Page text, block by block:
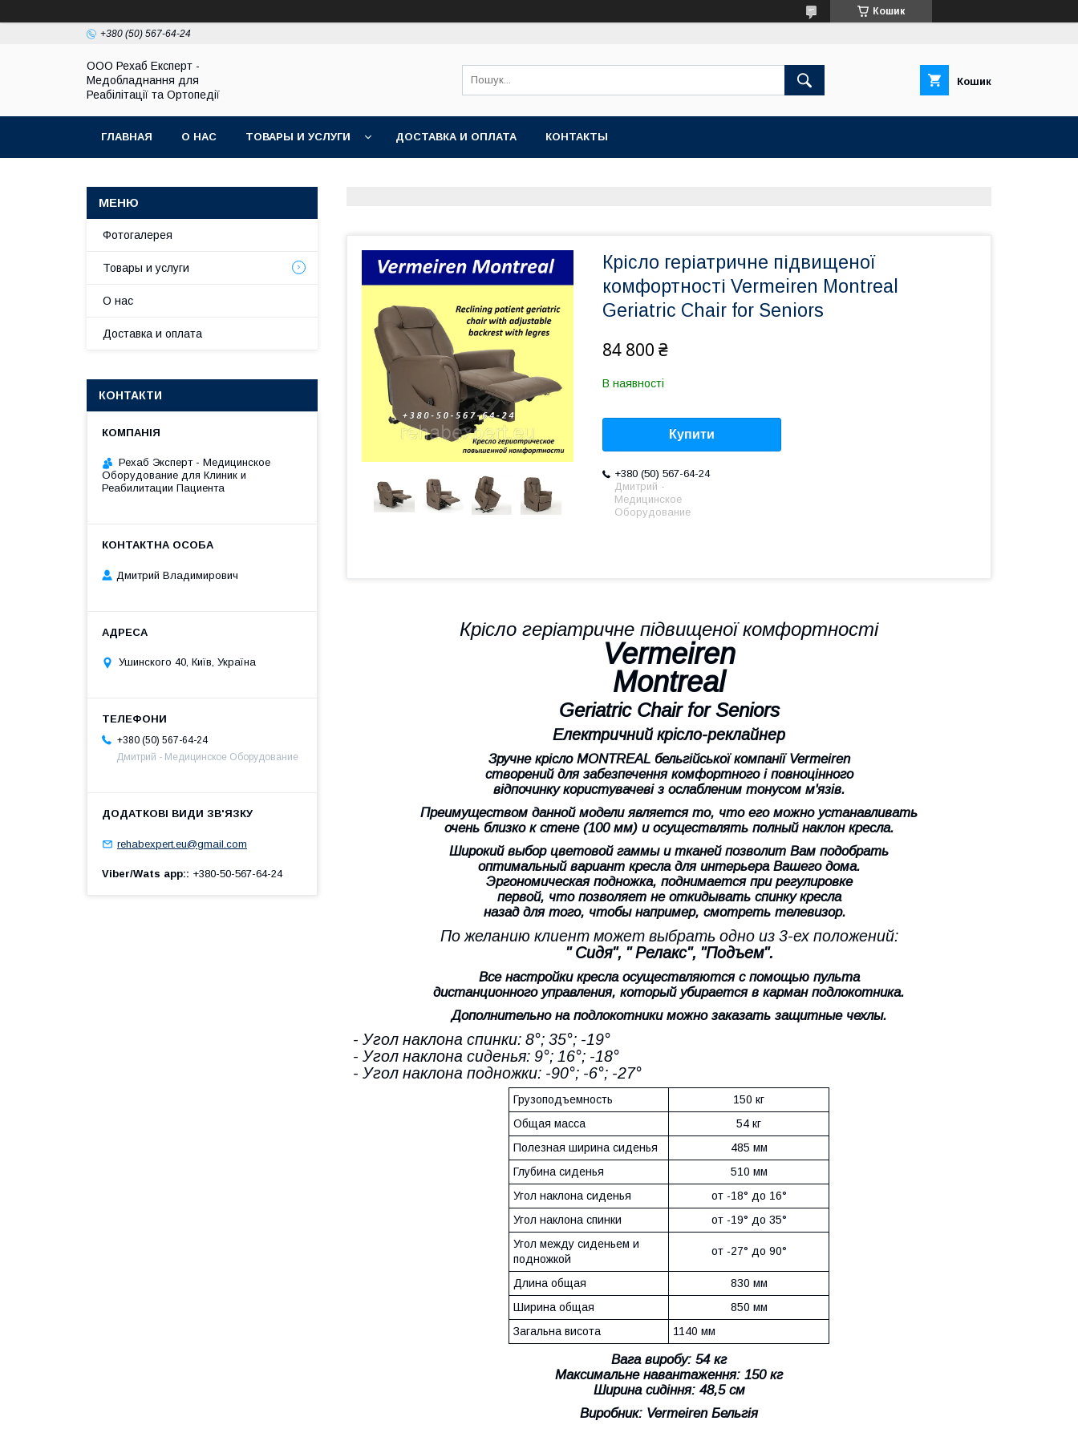
Кошик
+380 (50) 567-64-24
OOO Рехаб Експерт -
Медобладнання для
Реабілітації та Ортопедії
Кошик
ГЛАВНАЯ О НАС ТОВАРЫ И УСЛУГИ ДОСТАВКА И ОПЛАТА КОНТАКТЫ
Крісло геріатричне підвищеної
комфортності Vermeiren Montreal
Geriatric Chair for Seniors
84 800 ₴
В наявності
Купити
+380 (50) 567-64-24
Дмитрий -
Медицинское
Оборудование
Крісло геріатричне підвищеної комфортності
Vermeiren
Montreal
Geriatric Chair for Seniors
Електричний крісло-реклайнер
Зручне крісло MONTREAL бельгійської компанії Vermeiren
створений для забезпечення комфортного і повноцінного
відпочинку користувачеві з ослабленим тонусом м'язів.
Преимуществом данной модели является то, что его можно устанавливать
очень близко к стене (100 мм) и осуществлять полный наклон кресла.
Широкий выбор цветовой гаммы и тканей позволит Вам подобрать
оптимальный вариант кресла для интерьера Вашего дома.
Эргономическая подножка, поднимается при регулировке
первой, что позволяет не откидывать спинку кресла
назад для того, чтобы например, смотреть телевизор.
По желанию клиент может выбрать одно из 3-ех положений:
" Сидя", " Релакс", "Подъем".
Все настройки кресла осуществляются с помощью пульта
дистанционного управления, который убирается в карман подлокотника.
Дополнительно на подлокотники можно заказать защитные чехлы.
- Угол наклона спинки: 8°; 35°; -19°
- Угол наклона сиденья: 9°; 16°; -18°
- Угол наклона подножки: -90°; -6°; -27°
Грузоподъемность
150 кг
Общая масса
54 кг
Полезная ширина сиденья
485 мм
Глубина сиденья
510 мм
Угол наклона сиденья
от -18° до 16°
Угол наклона спинки
от -19° до 35°
Угол между сиденьем и
подножкой
от -27° до 90°
Длина общая
830 мм
Ширина общая
850 мм
Загальна висота
1140 мм
Вага виробу: 54 кг
Максимальне навантаження: 150 кг
Ширина сидіння: 48,5 см
Виробник: Vermeiren Бельгія
Фотогалерея
Товары и услуги
О нас
Доставка и оплата
КОНТАКТИ
Рехаб Эксперт - Медицинское
Оборудование для Клиник и
Реабилитации Пациента
Дмитрий Владимирович
Ушинского 40, Київ, Україна
+380 (50) 567-64-24
Дмитрий - Медицинское Оборудование
rehabexpert.eu@gmail.com
Viber/Wats app: +380-50-567-64-24